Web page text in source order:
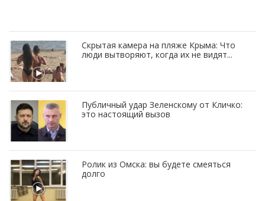
Скрытая камера на пляже Крыма: Что
люди вытворяют, когда их не видят...
Публичный удар Зеленскому от Кличко:
это настоящий вызов
Ролик из Омска: вы будете смеяться
долго